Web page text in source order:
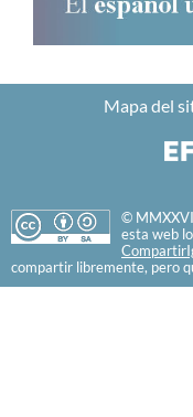
Mapa del
© MMXXVI
esta web
compartir libremente, pero